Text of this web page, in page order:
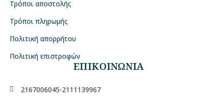
Τρόποι αποστολής
Τρόποι πληρωμής
Πολιτική απορρήτου
Πολιτική επιστροφών
ΕΠΙΚΟΙΝΩΝΙΑ
2167006045-2111139967